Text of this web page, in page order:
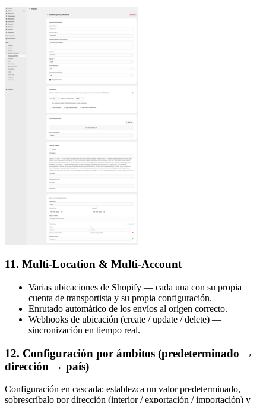
11. Multi-Location & Multi-Account
Varias ubicaciones de Shopify — cada una con su propia
cuenta de transportista y su propia configuración.
Enrutado automático de los envíos al origen correcto.
Webhooks de ubicación (create / update / delete) —
sincronización en tiempo real.
12. Configuración por ámbitos (predeterminado →
dirección → país)
Configuración en cascada: establezca un valor predeterminado,
sobrescríbalo por dirección (interior / exportación / importación) y